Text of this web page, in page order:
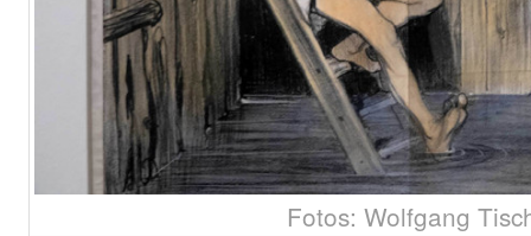
Fotos: Wolfgang